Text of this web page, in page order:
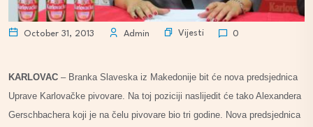
October 31, 2013 Admin Vijesti 0
KARLOVAC – Branka Slaveska iz Makedonije bit će nova predsjednica
Uprave Karlovačke pivovare. Na toj poziciji naslijedit će tako Alexandera
Gerschbachera koji je na čelu pivovare bio tri godine. Nova predsjednica